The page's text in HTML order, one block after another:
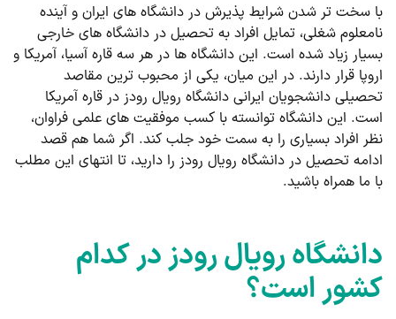
با سخت تر شدن شرایط پذیرش در دانشگاه های ایران و آینده
نامعلوم شغلی، تمایل افراد به تحصیل در دانشگاه های خارجی
بسیار زیاد شده است. این دانشگاه ها در هر سه قاره آسیا، آمریکا و
اروپا قرار دارند. در این میان، یکی از محبوب ترین مقاصد
تحصیلی دانشجویان ایرانی دانشگاه رویال رودز در قاره آمریکا
است. این دانشگاه توانسته با کسب موفقیت های علمی فراوان،
نظر افراد بسیاری را به سمت خود جلب کند. اگر شما هم قصد
ادامه تحصیل در دانشگاه رویال رودز را دارید، تا انتهای این مطلب
با ما همراه باشید.
دانشگاه رویال رودز در کدام
کشور است؟